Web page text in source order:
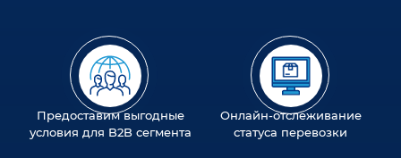
Предоставим выгодные
условия для B2B сегмента
Онлайн-отслеживание
статуса перевозки